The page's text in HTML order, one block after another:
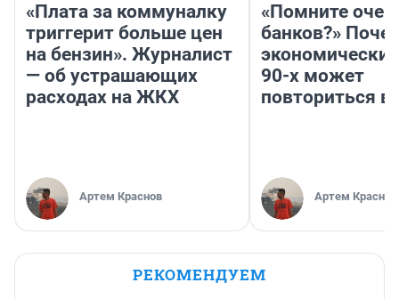
«Плата за коммуналку
триггерит больше цен
на бензин». Журналист
— об устрашающих
расходах на ЖКХ
Артем Краснов
«Помните
банков?»
90-х может
повториться
Артем Краснов
РЕКОМЕНДУЕМ